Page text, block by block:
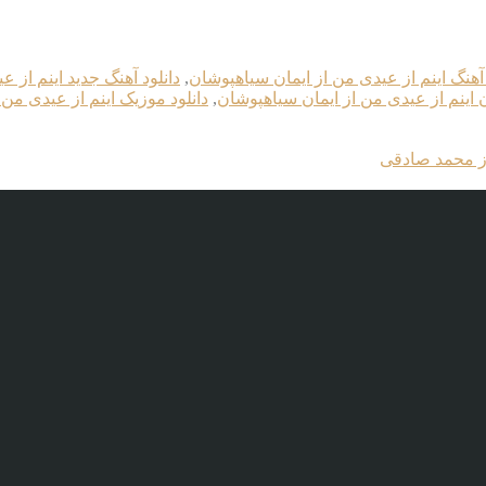
آهنگ اینم از عیدی من از ایمان سیاهپوشان, دانلود آهنگ جدید اینم
اینم از عیدی من از ایمان سیاهپوشان, دانلود موزیک اینم از عیدی
محمد صادقی